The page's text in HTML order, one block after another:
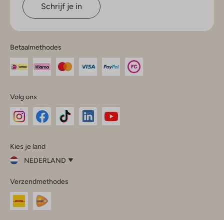
Schrijf je in
Betaalmethodes
Volg ons
InstagramFacebook
Kies je land
NEDERLAND
je
land
Nederland
Verzendmethodes